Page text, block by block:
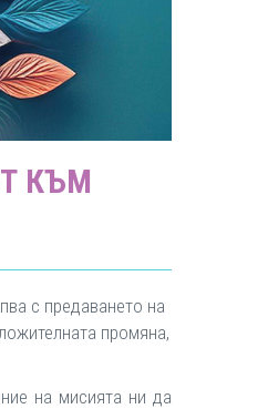
КЪМ
с предаването на
промяна,
на мисията ни да